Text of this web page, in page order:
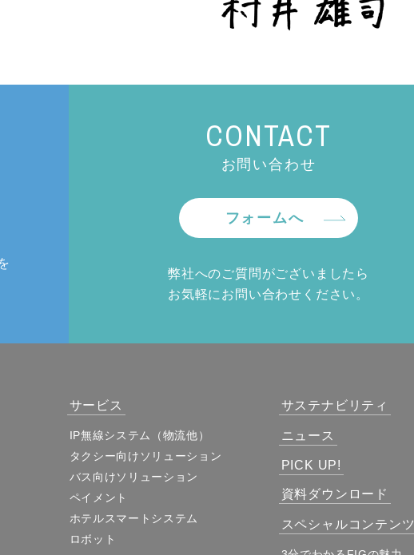
CONTACT
お問い合わせ
フォームへ
弊社へのご質問がございましたら
お気軽にお問い合わせください。
サービス
IP無線システム（物流他）
タクシー向けソリューション
バス向けソリューション
ペイメント
ホテルスマートシステム
ロボット
サステナビリティ
ニュース
PICK UP!
資料ダウンロード
スペシャルコンテンツ